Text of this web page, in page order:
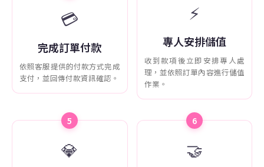
💳
完成訂單付款
依照客服提供的付款方式完成
支付，並回傳付款資訊確認。
⚡
專人安排儲值
收到款項後立即安排專人處
理，並依照訂單內容進行儲值
作業。
5
💎
6
🤝